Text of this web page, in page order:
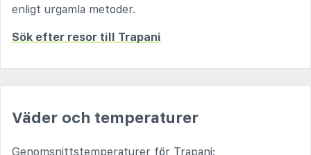
enligt urgamla metoder.
Sök efter resor till Trapani
Väder och temperaturer
Genomsnittstemperaturer för Trapani: